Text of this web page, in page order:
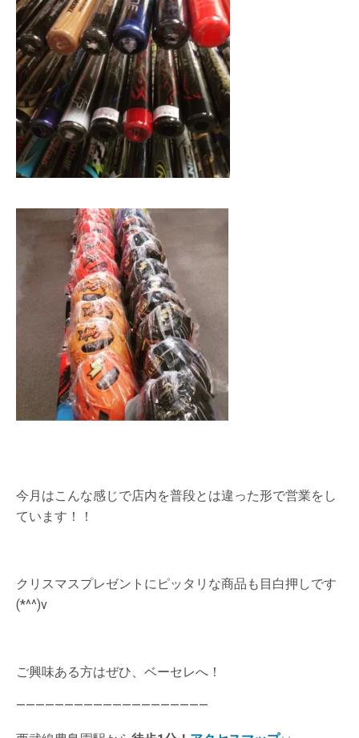
今月はこんな感じで店内を普段とは違った形で営業をし
ています！！
クリスマスプレゼントにピッタリな商品も目白押しです
(*^^)v
ご興味ある方はぜひ、ベーセレへ！
————————————————————